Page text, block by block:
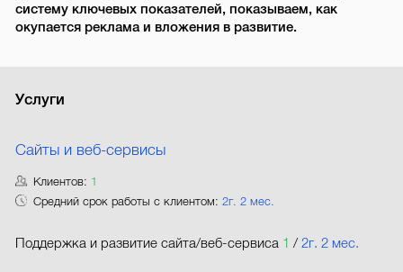
систему ключевых показателей, показываем, как
окупается реклама и вложения в развитие.
Услуги
Сайты и веб-сервисы
Клиентов: 1
Средний срок работы с клиентом:2г. 2 мес.
Поддержка и развитие сайта/веб-сервиса 1 /2г. 2 мес.